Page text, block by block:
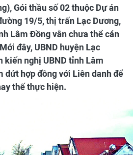
Gói thầu số 02 thuộc Dự án
19/5, thị trấn Lạc Dương,
Lâm Đồng vẫn chưa thể cán
đây, UBND huyện Lạc
kiến nghị UBND tỉnh Lâm
dứt hợp đồng với Liên danh để
thế thực hiện.